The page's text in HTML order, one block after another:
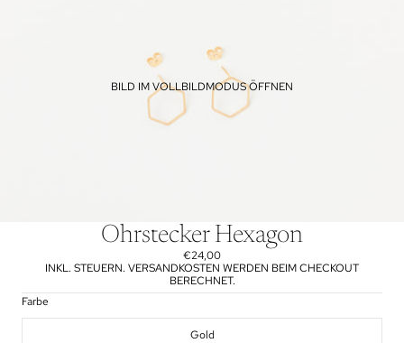
BILD IM VOLLBILDMODUS ÖFFNEN
Ohrstecker Hexagon
€24,00
INKL. STEUERN. VERSANDKOSTEN WERDEN BEIM CHECKOUT
BERECHNET.
Farbe
Gold